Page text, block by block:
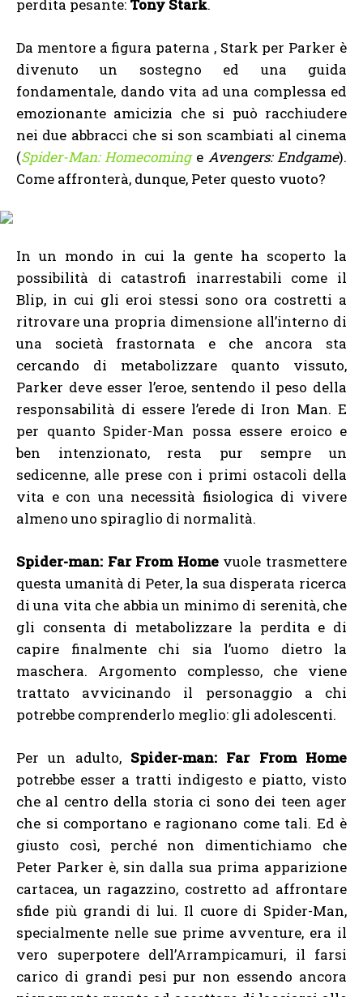
perdita pesante: Tony Stark.
Da mentore a figura paterna , Stark per Parker è
divenuto un sostegno ed una guida
fondamentale, dando vita ad una complessa ed
emozionante amicizia che si può racchiudere
nei due abbracci che si son scambiati al cinema
(Spider-Man: Homecominge Avengers: Endgame).
Come affronterà, dunque, Peter questo vuoto?
In un mondo in cui la gente ha scoperto la
possibilità di catastrofi inarrestabili come il
Blip, in cui gli eroi stessi sono ora costretti a
ritrovare una propria dimensione all’interno di
una società frastornata e che ancora sta
cercando di metabolizzare quanto vissuto,
Parker deve esser l’eroe, sentendo il peso della
responsabilità di essere l’erede di Iron Man. E
per quanto Spider-Man possa essere eroico e
ben intenzionato, resta pur sempre un
sedicenne, alle prese con i primi ostacoli della
vita e con una necessità fisiologica di vivere
almeno uno spiraglio di normalità.
Spider-man: Far From Homevuole trasmettere
questa umanità di Peter, la sua disperata ricerca
di una vita che abbia un minimo di serenità, che
gli consenta di metabolizzare la perdita e di
capire finalmente chi sia l’uomo dietro la
maschera. Argomento complesso, che viene
trattato avvicinando il personaggio a chi
potrebbe comprenderlo meglio: gli adolescenti.
Per un adulto, Spider-man: Far From Home
potrebbe esser a tratti indigesto e piatto, visto
che al centro della storia ci sono dei teen ager
che si comportano e ragionano come tali. Ed è
giusto così, perché non dimentichiamo che
Peter Parker è, sin dalla sua prima apparizione
cartacea, un ragazzino, costretto ad affrontare
sfide più grandi di lui. Il cuore di Spider-Man,
specialmente nelle sue prime avventure, era il
vero superpotere dell’Arrampicamuri, il farsi
carico di grandi pesi pur non essendo ancora